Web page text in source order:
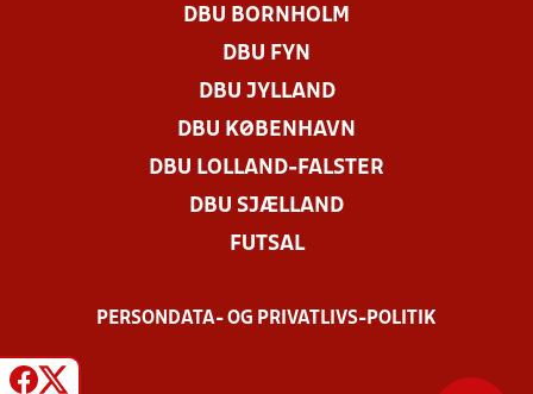
DBU BORNHOLM
DBU FYN
DBU JYLLAND
DBU KØBENHAVN
DBU LOLLAND-FALSTER
DBU SJÆLLAND
FUTSAL
PERSONDATA- OG PRIVATLIVS-POLITIK